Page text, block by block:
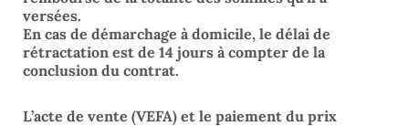
versées.
En cas de démarchage à domicile, le délai de
rétractation est de 14 jours à compter de la
conclusion du contrat.
L’acte de vente (VEFA) et le paiement du prix